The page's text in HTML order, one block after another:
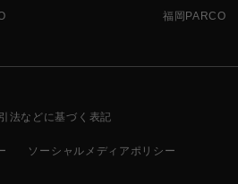
福岡PARCO
法などに基づく表記
ソーシャルメディアポリシー